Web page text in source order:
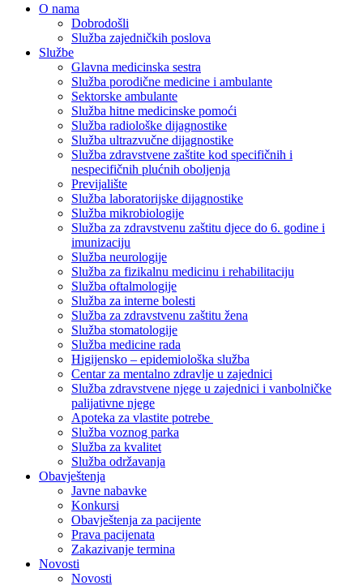
O nama
Dobrodošli
Služba zajedničkih poslova
Službe
Glavna medicinska sestra
Služba porodične medicine i ambulante
Sektorske ambulante
Služba hitne medicinske pomoći
Služba radiološke dijagnostike
Služba ultrazvučne dijagnostike
Služba zdravstvene zaštite kod specifičnih i
nespecifičnih plućnih oboljenja
Previjalište
Služba laboratorijske dijagnostike
Služba mikrobiologije
Služba za zdravstvenu zaštitu djece do 6. godine i
imunizaciju
Služba neurologije
Služba za fizikalnu medicinu i rehabilitaciju
Služba oftalmologije
Služba za interne bolesti
Služba za zdravstvenu zaštitu žena
Služba stomatologije
Služba medicine rada
Higijensko – epidemiološka služba
Centar za mentalno zdravlje u zajednici
Služba zdravstvene njege u zajednici i vanbolničke
palijativne njege
Apoteka za vlastite potrebe
Služba voznog parka
Služba za kvalitet
Služba održavanja
Obavještenja
Javne nabavke
Konkursi
Obavještenja za pacijente
Prava pacijenata
Zakazivanje termina
Novosti
Novosti